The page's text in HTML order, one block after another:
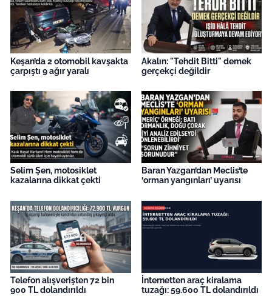
Keşan’da 2 otomobil kavşakta
çarpıştı 9 ağır yaralı
Akalın: "Tehdit Bitti" demek
gerçekçi değildir
Selim Şen, motosiklet
kazalarına dikkat çekti
Baran Yazgan’dan Meclis’te
‘orman yangınları’ uyarısı
Telefon alışverişten 72 bin
900 TL dolandırıldı
İnternetten araç kiralama
tuzağı: 59.600 TL dolandırıldı
İş Dünyası
Bilim Teknoloji
English News
Canlı Maç
Finans
Genel-A